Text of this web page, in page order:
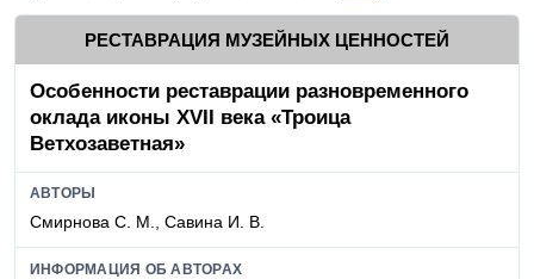
РЕСТАВРАЦИЯ МУЗЕЙНЫХ ЦЕННОСТЕЙ
Особенности реставрации разновременного
оклада иконы XVII века «Троица
Ветхозаветная»
АВТОРЫ
Смирнова С. М., Савина И. В.
ИНФОРМАЦИЯ ОБ АВТОРАХ